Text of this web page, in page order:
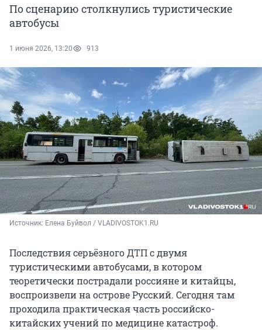
По сценарию столкнулись туристические
автобусы
1 июня 2026, 13:20 913
Источник: Елена Буйвол / VLADIVOSTOK1.RU
Последствия серьёзного ДТП с двумя
туристическими автобусами, в котором
теоретически пострадали россияне и китайцы,
воспроизвели на острове Русский. Сегодня там
проходила практическая часть российско-
китайских учений по медицине катастроф.